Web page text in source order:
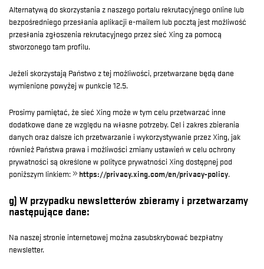
Alternatywą do skorzystania z naszego portalu rekrutacyjnego online lub
bezpośredniego przesłania aplikacji e-mailem lub pocztą jest możliwość
przesłania zgłoszenia rekrutacyjnego przez sieć Xing za pomocą
stworzonego tam profilu.
Jeżeli skorzystają Państwo z tej możliwości, przetwarzane będą dane
wymienione powyżej w punkcie 12.5.
Prosimy pamiętać, że sieć Xing może w tym celu przetwarzać inne
dodatkowe dane ze względu na własne potrzeby. Cel i zakres zbierania
danych oraz dalsze ich przetwarzanie i wykorzystywanie przez Xing, jak
również Państwa prawa i możliwości zmiany ustawień w celu ochrony
prywatności są określone w polityce prywatności Xing dostępnej pod
poniższym linkiem:
https://privacy.xing.com/en/privacy-policy.
g) W przypadku newsletterów zbieramy i przetwarzamy
następujące dane:
Na naszej stronie internetowej można zasubskrybować bezpłatny
newsletter.